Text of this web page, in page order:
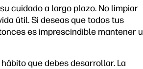
cuidado a largo plazo. No limpiar
útil. Si deseas que todos tus
es imprescindible mantener
que debes desarrollar. La